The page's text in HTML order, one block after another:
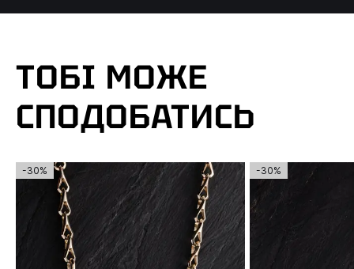
ТОБІ МОЖЕ
СПОДОБАТИСЬ
-30% -30%